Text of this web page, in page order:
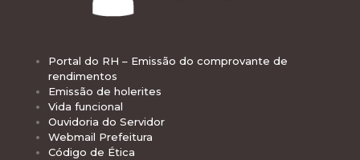
Portal do RH – Emissão do comprovante de
rendimentos
Emissão de holerites
Vida funcional
Ouvidoria do Servidor
Webmail Prefeitura
Código de Ética